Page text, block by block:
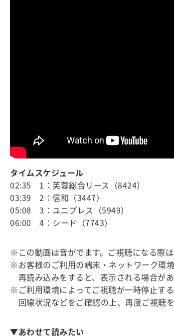
タイムスケジュール
02:35 1：芙蓉総合リース（8424）
03:39 2：信和（3447）
05:08 3：ユニプレス（5949）
06:00 4：シード（7743）
※この動画は音がでます。ご視聴になる際は
※お客様のご利用の端末・ネットワーク環
再読み込みをすると、表示される場合があ
※ご利用環境によってご視聴が一時停止する
回線状況などをご確認の上、再度ご視聴を
▼あわせて読みたい